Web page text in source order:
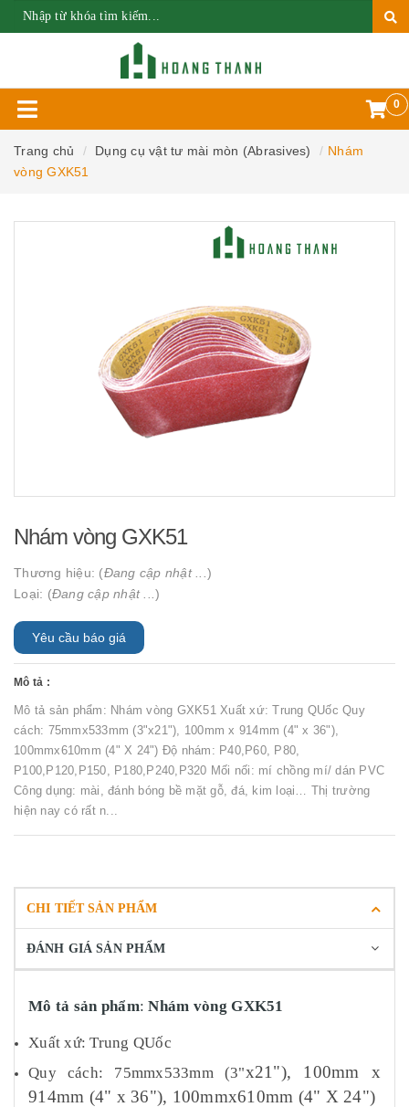
0
Trang chủ Dụng cụ vật tư mài mòn (Abrasives)
Nhám
vòng GXK51
Nhám vòng GXK51
Thương hiệu: (Đang cập nhật ... )
Loại: (Đang cập nhật ... )
Yêu cầu báo giá
Mô tả :
Mô tả sản phẩm: Nhám vòng GXK51 Xuất xứ: Trung QUốc Quy
cách: 75mmx533mm (3"x21"), 100mm x 914mm (4" x 36"),
100mmx610mm (4" X 24") Độ nhám: P40,P60, P80,
P100,P120,P150, P180,P240,P320 Mối nối: mí chồng mí/ dán PVC
Công dụng: mài, đánh bóng bề mặt gỗ, đá, kim loại… Thị trường
hiện nay có rất n...
CHI TIẾT SẢN PHẨM
ĐÁNH GIÁ SẢN PHẨM
Mô tả sản phẩm:Nhám vòng GXK51
Xuất xứ: Trung QUốc
Quy cách: 75mmx533mm (3"x21 "), 100mm x
914mm (4" x 36"), 100mmx610mm (4" X 24")